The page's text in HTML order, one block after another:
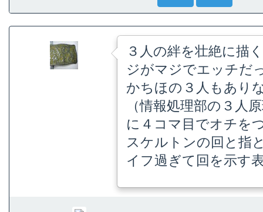
３人の絆を壮絶に描
ジがマジでエッチだ
かちほの３人もあり
（情報処理部の３人
に４コマ目でオチを
スケルトンの回と指
イフ過ぎて回を示す